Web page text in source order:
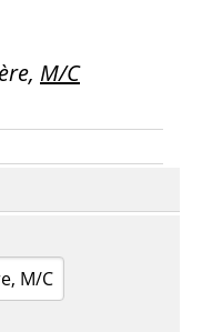
M/C
M/C